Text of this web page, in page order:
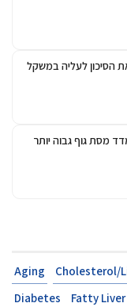
הסיכון לעליה במשקל
מסת גוף גבוה יותר
Aging Cholesterol/
Diabetes
Fatty Liver